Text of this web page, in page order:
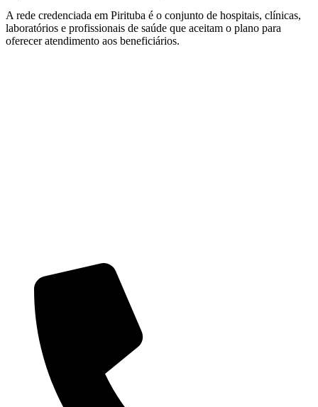
A rede credenciada em Pirituba é o conjunto de hospitais, clínicas,
laboratórios e profissionais de saúde que aceitam o plano para
oferecer atendimento aos beneficiários.